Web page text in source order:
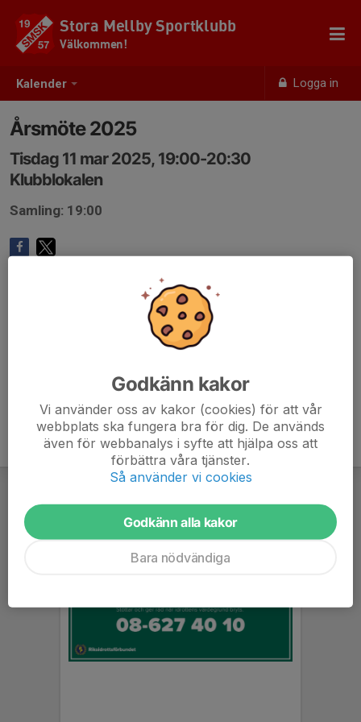
Kalender Logga in
Stora Mellby Sportklubb
Välkommen!
Årsmöte 2025
Tisdag 11 mar 2025, 19:00-20:30
Klubblokalen
Samling: 19:00
Godkänn kakor
Vi använder oss av kakor (cookies) för att vår
webbplats ska fungera bra för dig. De används
även för webbanalys i syfte att hjälpa oss att
förbättra våra tjänster.
Så använder vi cookies
Godkänn alla kakor
Bara nödvändiga